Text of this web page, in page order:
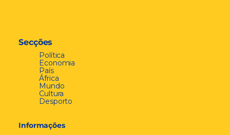
Secções
Política
Economia
País
África
Mundo
Cultura
Desporto
Informações